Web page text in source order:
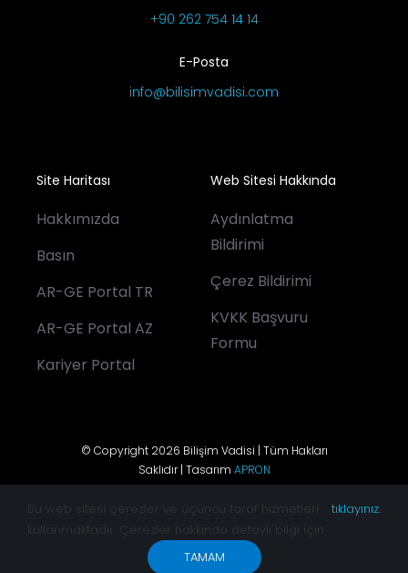
+90 262 754 14 14
E-Posta
info@bilisimvadisi.com
Site Haritası
Hakkımızda
Basın
AR-GE Portal TR
AR-GE Portal AZ
Kariyer Portal
Web Sitesi Hakkında
Aydınlatma
Bildirimi
Çerez Bildirimi
KVKK Başvuru
Formu
© Copyright 2026 Bilişim Vadisi | Tüm Hakları
Saklıdır | Tasarım APRON
Bu web sitesi çerezler ve üçüncü taraf hizmetleri
kullanmaktadır. Çerezler hakkında detaylı bilgi için
tıklayınız.
TAMAM